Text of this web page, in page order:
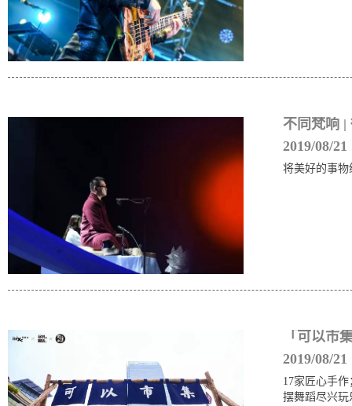
不同梵响 |
2019/08/21
将美好的事
「可以市
2019/08/21
17家匠心手
摆舞蹈尽兴玩